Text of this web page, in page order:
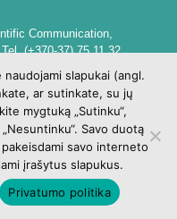
Communication,
(+370-37) 75 11 32
Šarlauskienė
komunikacijos centras,
+370 (37) 75 11 32
Šarlauskienė
slapukai (angl.
ar sutinkate, su jų
mygtuką „Sutinku“,
Savo duotą
savo interneto
įrašytus slapukus.
Privatumo politika